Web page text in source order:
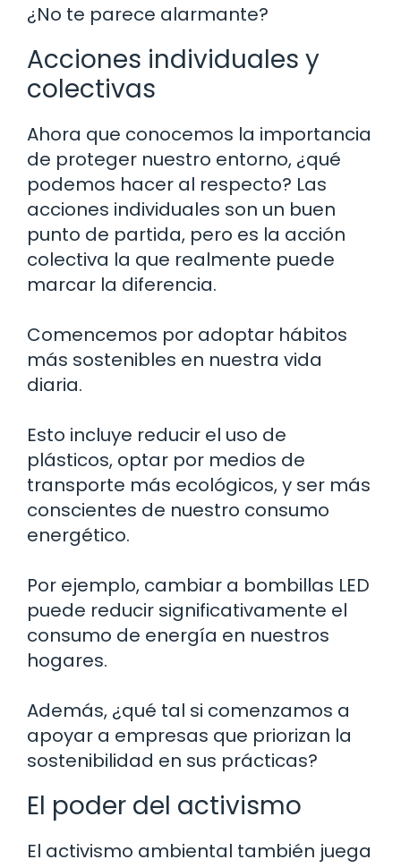
¿No te parece alarmante?
Acciones individuales y
colectivas
Ahora que conocemos la importancia
de proteger nuestro entorno, ¿qué
podemos hacer al respecto? Las
acciones individuales son un buen
punto de partida, pero es la acción
colectiva la que realmente puede
marcar la diferencia.
Comencemos por adoptar hábitos
más sostenibles en nuestra vida
diaria.
Esto incluye reducir el uso de
plásticos, optar por medios de
transporte más ecológicos, y ser más
conscientes de nuestro consumo
energético.
Por ejemplo, cambiar a bombillas LED
puede reducir significativamente el
consumo de energía en nuestros
hogares.
Además, ¿qué tal si comenzamos a
apoyar a empresas que priorizan la
sostenibilidad en sus prácticas?
El poder del activismo
El activismo ambiental también juega